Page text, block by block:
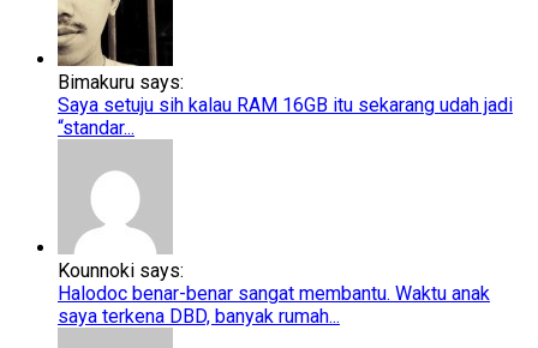
Bimakuru says:
Saya setuju sih kalau RAM 16GB itu sekarang udah jadi
“standar...
Kounnoki says:
Halodoc benar-benar sangat membantu. Waktu anak
saya terkena DBD, banyak rumah...